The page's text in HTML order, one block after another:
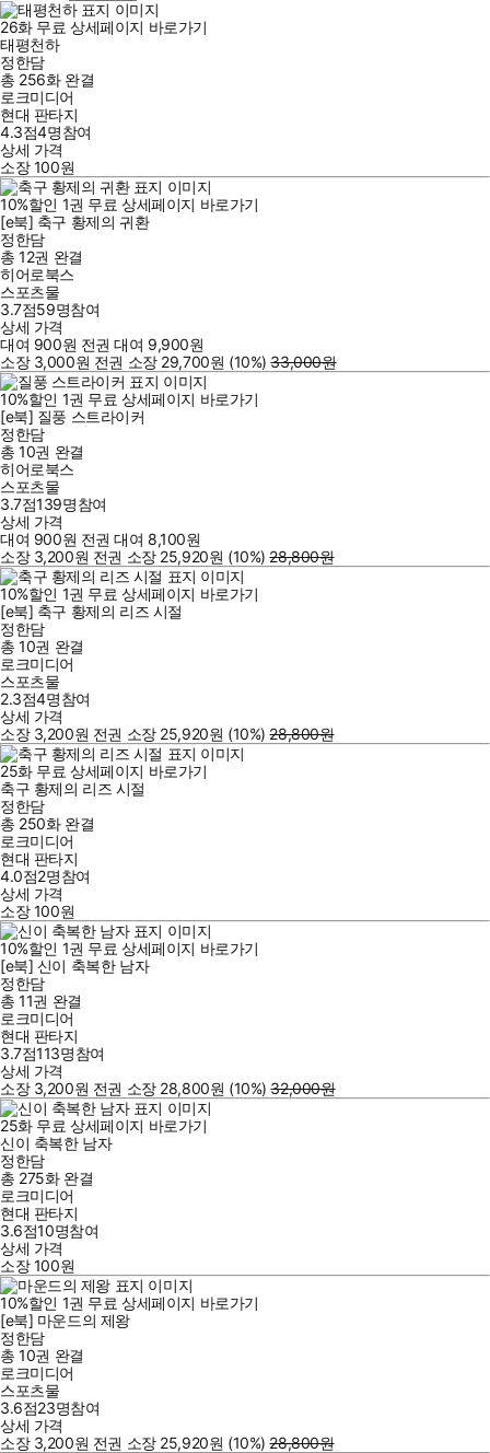
26화 무료 상세페이지 바로가기
태평천하
정한담
총 256화 완결
로크미디어
현대 판타지
4.3점4명참여
상세 가격
소장100원
10%할인 1권 무료 상세페이지 바로가기
[e북] 축구 황제의 귀환
정한담
총 12권 완결
히어로북스
스포츠물
3.7점59명참여
상세 가격
대여 900원 전권 대여 9,900원
소장 3,000원 전권 소장 29,700원 (10%) 33,000원
10%할인 1권 무료 상세페이지 바로가기
[e북] 질풍 스트라이커
정한담
총 10권 완결
히어로북스
스포츠물
3.7점139명참여
상세 가격
대여 900원 전권 대여 8,100원
소장 3,200원 전권 소장 25,920원 (10%) 28,800원
10%할인 1권 무료 상세페이지 바로가기
[e북] 축구 황제의 리즈 시절
정한담
총 10권 완결
로크미디어
스포츠물
2.3점4명참여
상세 가격
소장 3,200원 전권 소장 25,920원 (10%) 28,800원
25화 무료 상세페이지 바로가기
축구 황제의 리즈 시절
정한담
총 250화 완결
로크미디어
현대 판타지
4.0점2명참여
상세 가격
소장100원
10%할인 1권 무료 상세페이지 바로가기
[e북] 신이 축복한 남자
정한담
총 11권 완결
로크미디어
현대 판타지
3.7점113명참여
상세 가격
소장 3,200원 전권 소장 28,800원 (10%) 32,000원
25화 무료 상세페이지 바로가기
신이 축복한 남자
정한담
총 275화 완결
로크미디어
현대 판타지
3.6점10명참여
상세 가격
소장100원
10%할인 1권 무료 상세페이지 바로가기
[e북] 마운드의 제왕
정한담
총 10권 완결
로크미디어
스포츠물
3.6점23명참여
상세 가격
소장 3,200원 전권 소장 25,920원 (10%) 28,800원